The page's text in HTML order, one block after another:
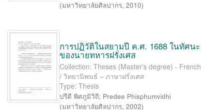
(มหาวิทยาลัยศิลปากร, 2010)
การปฏิวัติในสยามปี ค.ศ. 1688 ในทัศนะ
ของนายทหารฝรั่งเศส
Collection: Theses (Master's degree) - French
/ วิทยานิพนธ์ – ภาษาฝรั่งเศส
Type: Thesis
ปรีดี พิศภูมิวิถี; Predee Phisphumvidhi
(มหาวิทยาลัยศิลปากร, 2002)